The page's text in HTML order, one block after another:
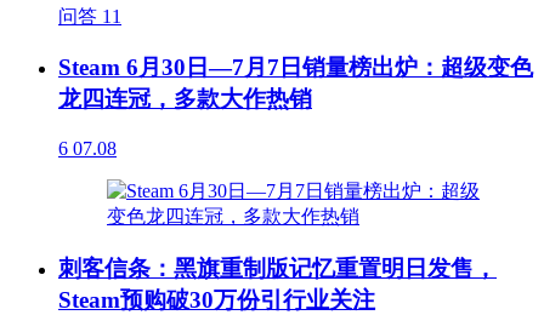
问答 11
Steam 6月30日—7月7日销量榜出炉：超级变色
龙四连冠，多款大作热销
6 07.08
刺客信条：黑旗重制版记忆重置明日发售，
Steam预购破30万份引行业关注